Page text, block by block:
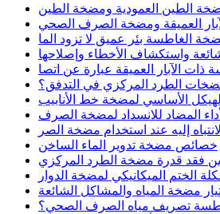
الطرد المركزي في التدفق؟
الهيكل الأساسي لمضخة خط الأنابيب
خصائص مضخة تدوير الماء الساخن
فقد قدرة مضخة الطرد المركزي
الختم الميكانيكي لمضخة الدوار
مضخة المياه والمشاكل الشائعة
تصريف مياه الصرف الصحي؟